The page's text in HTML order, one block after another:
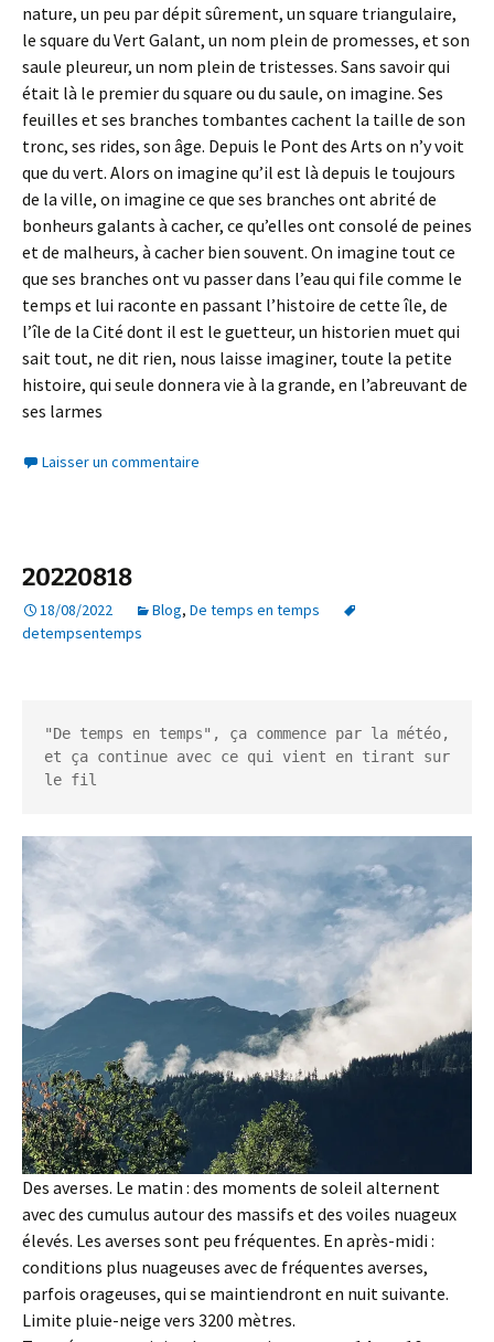
nature, un peu par dépit sûrement, un square triangulaire,
le square du Vert Galant, un nom plein de promesses, et son
saule pleureur, un nom plein de tristesses. Sans savoir qui
était là le premier du square ou du saule, on imagine. Ses
feuilles et ses branches tombantes cachent la taille de son
tronc, ses rides, son âge. Depuis le Pont des Arts on n’y voit
que du vert. Alors on imagine qu’il est là depuis le toujours
de la ville, on imagine ce que ses branches ont abrité de
bonheurs galants à cacher, ce qu’elles ont consolé de peines
et de malheurs, à cacher bien souvent. On imagine tout ce
que ses branches ont vu passer dans l’eau qui file comme le
temps et lui raconte en passant l’histoire de cette île, de
l’île de la Cité dont il est le guetteur, un historien muet qui
sait tout, ne dit rien, nous laisse imaginer, toute la petite
histoire, qui seule donnera vie à la grande, en l’abreuvant de
ses larmes
Laisser un commentaire
20220818
18/08/2022 Blog, De temps en temps
detempsentemps
"De temps en temps", ça commence par la météo,
et ça continue avec ce qui vient en tirant sur
le fil
Des averses. Le matin : des moments de soleil alternent
avec des cumulus autour des massifs et des voiles nuageux
élevés. Les averses sont peu fréquentes. En après-midi :
conditions plus nuageuses avec de fréquentes averses,
parfois orageuses, qui se maintiendront en nuit suivante.
Limite pluie-neige vers 3200 mètres.